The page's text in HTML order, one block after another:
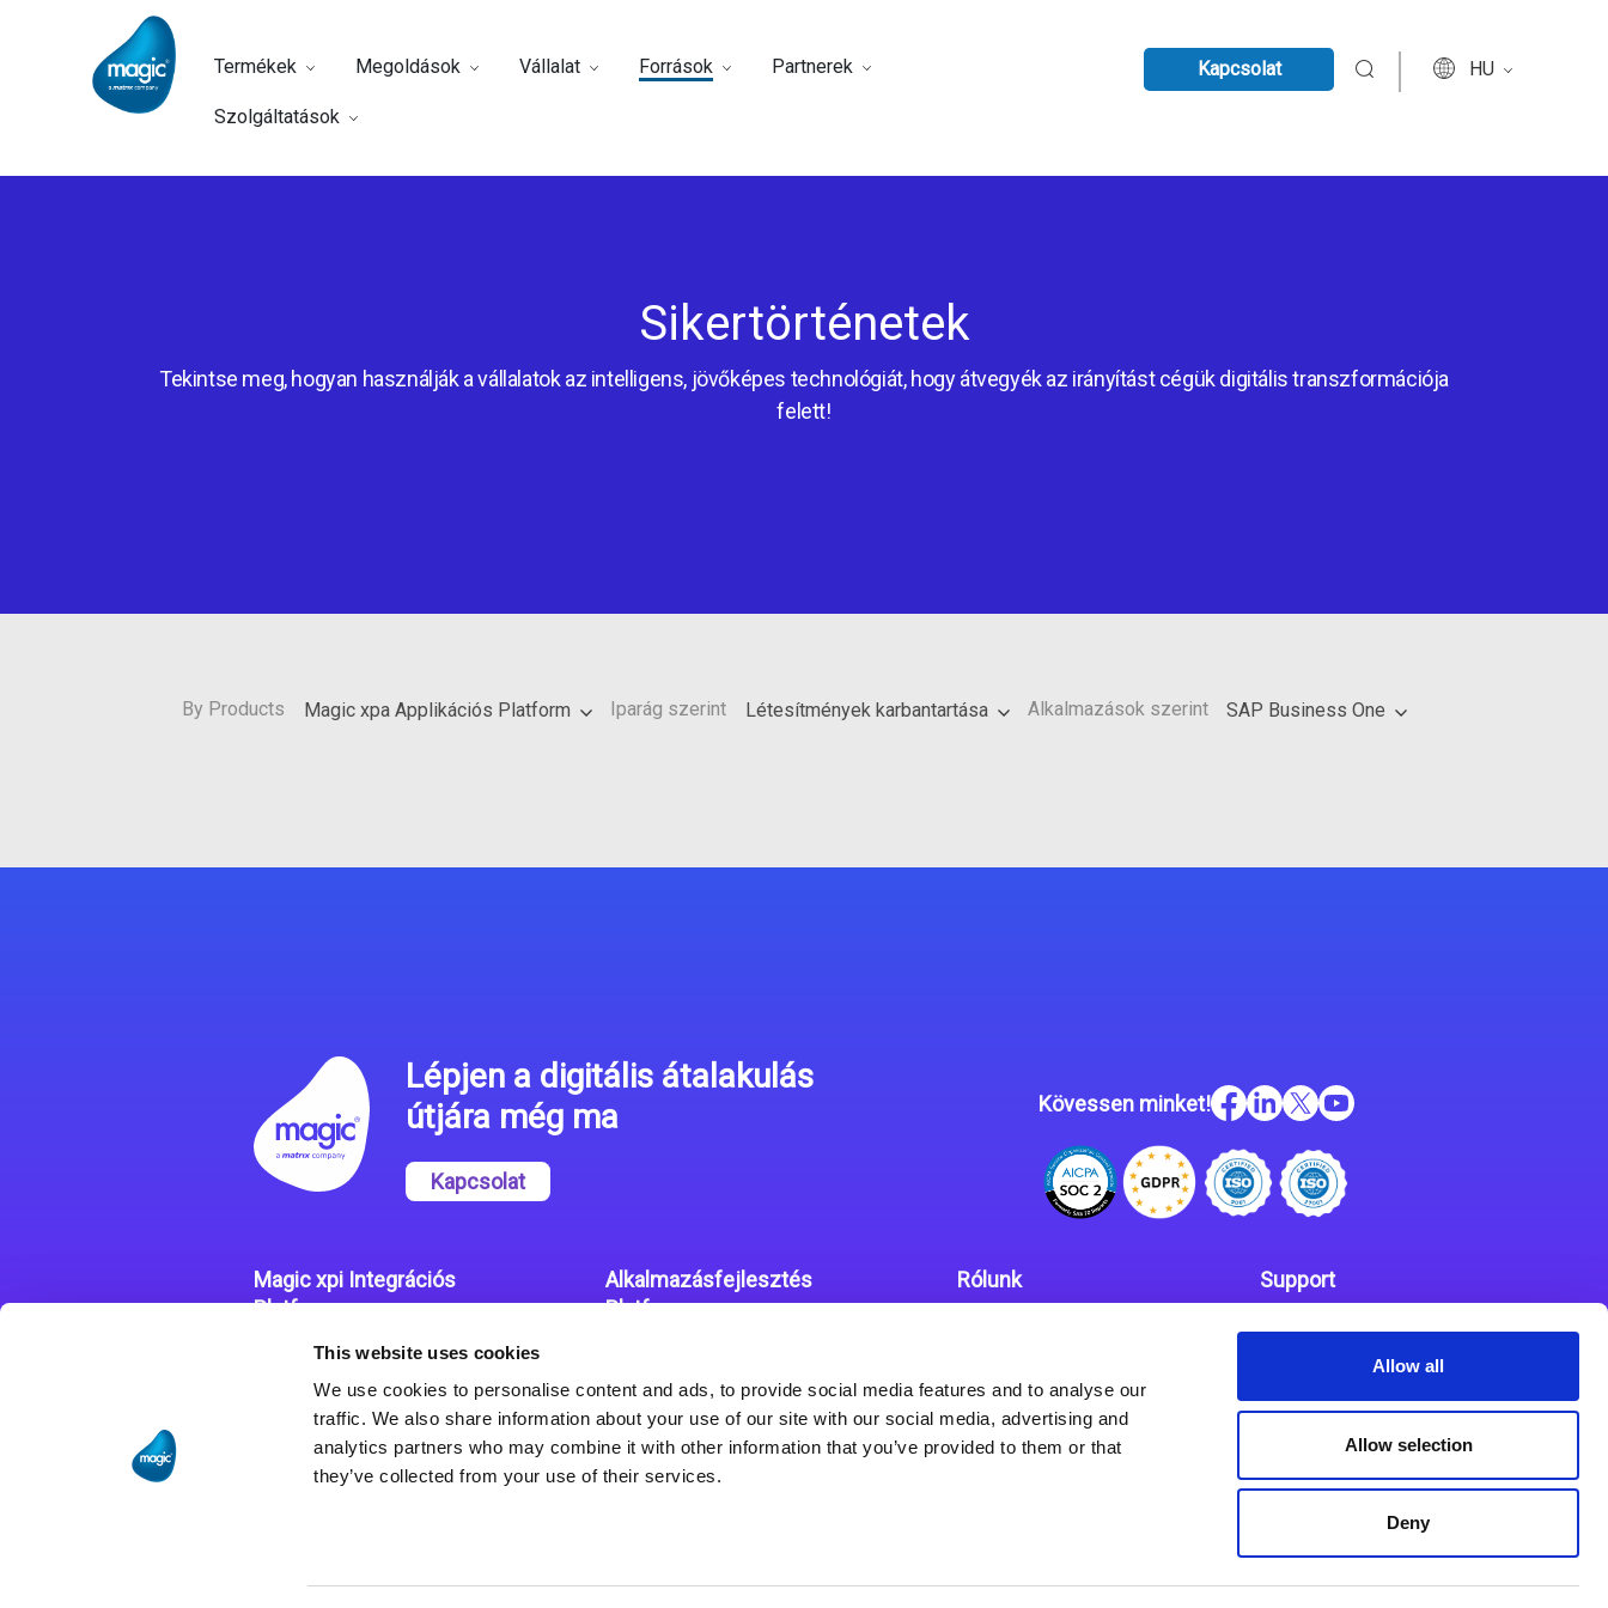
This website uses cookies
We use cookies to personalise content and ads, to provide social media features and to analyse our
traffic. We also share information about your use of our site with our social media, advertising and
analytics partners who may combine it with other information that you’ve provided to them or that
they’ve collected from your use of their services.
Allow all
Allow selection
Deny
Termékek Megoldások Vállalat Források Partnerek
Szolgáltatások
Kapcsolat HU
Sikertörténetek
Tekintse meg, hogyan használják a vállalatok az intelligens, jövőképes technológiát, hogy átvegyék az irányítást cégük digitális transzformációja
felett!
By Products Magic xpa Applikációs Platform Iparág szerint Létesítmények karbantartása Alkalmazások szerint SAP Business One
Lépjen a digitális átalakulás
útjára még ma
Kapcsolat
Kövessen minket!
Magic xpi Integrációs
Platform
Integrációs Platform
Sikertörténetek
Alkalmazásfejlesztés
Platform
platform
Magic xpa Web Alkalmazás
Keretrendszer
Rólunk
Support
Kapcsolat